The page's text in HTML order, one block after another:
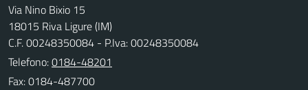
Via Nino Bixio 15
18015 Riva Ligure (IM)
C.F. 00248350084 - P.Iva: 00248350084
Telefono:0184-48201
Fax: 0184-487700